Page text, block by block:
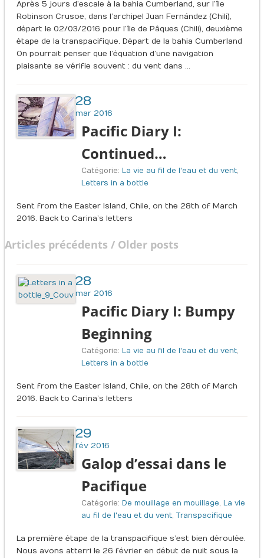
Après 5 jours d’escale à la bahia Cumberland, sur l’île
Robinson Crusoe, dans l’archipel Juan Fernández (Chili),
départ le 02/03/2016 pour l’île de Pâques (Chili), deuxième
étape de la transpacifique. Départ de la bahia Cumberland
On pourrait penser que l’équation d’une navigation
plaisante se vérifie souvent : du vent dans …
28
mar 2016
Pacific Diary I:
Continued…
Catégorie: La vie au fil de l'eau et du vent,
Letters in a bottle
Sent from the Easter Island, Chile, on the 28th of March
2016. Back to Carina’s letters
Articles précédents / Older posts
28
mar 2016
Pacific Diary I: Bumpy
Beginning
Catégorie: La vie au fil de l'eau et du vent,
Letters in a bottle
Sent from the Easter Island, Chile, on the 28th of March
2016. Back to Carina’s letters
29
fév 2016
Galop d’essai dans le
Pacifique
Catégorie: De mouillage en mouillage, La vie
au fil de l'eau et du vent,Transpacifique
La première étape de la transpacifique s’est bien déroulée.
Nous avons atterri le 26 février en début de nuit sous la